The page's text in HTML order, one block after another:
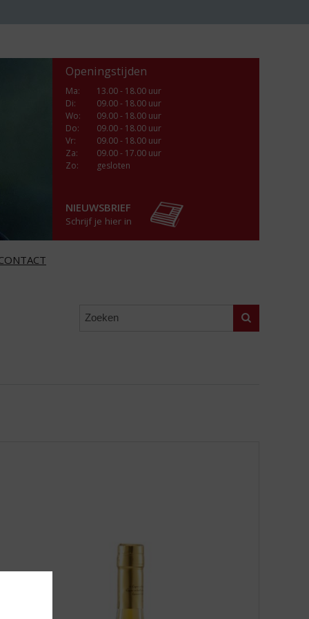
Openingstijden
Ma:
13.00 - 18.00 uur
Di:
09.00 - 18.00 uur
Wo:
09.00 - 18.00 uur
Do:
09.00 - 18.00 uur
Vr:
09.00 - 18.00 uur
Za:
09.00 - 17.00 uur
Zo:
gesloten
NIEUWSBRIEF
Schrijf je hier in
Zoeken